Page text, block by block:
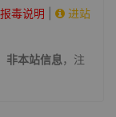
报毒说明
进站
非本站信息，注